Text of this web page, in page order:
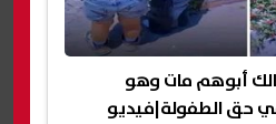
أبوهم مات وهو
حق الطفولة|فيديو